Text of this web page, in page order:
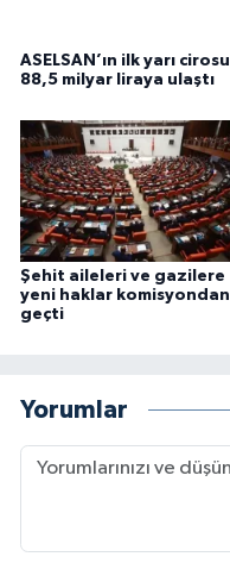
ASELSAN’ın ilk yarı cirosu
88,5 milyar liraya ulaştı
Şehit aileleri ve gazilere
yeni haklar komisyondan
geçti
Yorumlar